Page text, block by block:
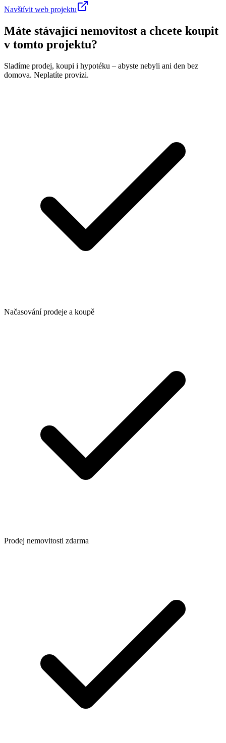
Navštívit web projektu
Máte stávající nemovitost a chcete koupit
v tomto projektu?
Sladíme prodej, koupi i hypotéku – abyste nebyli ani den bez
domova. Neplatíte provizi.
Načasování prodeje a koupě
Prodej nemovitosti zdarma